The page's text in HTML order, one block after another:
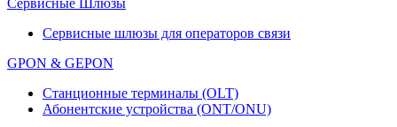
Сервисные Шлюзы
Сервисные шлюзы для операторов связи
GPON & GEPON
Станционные терминалы (OLT)
Абонентские устройства (ONT/ONU)